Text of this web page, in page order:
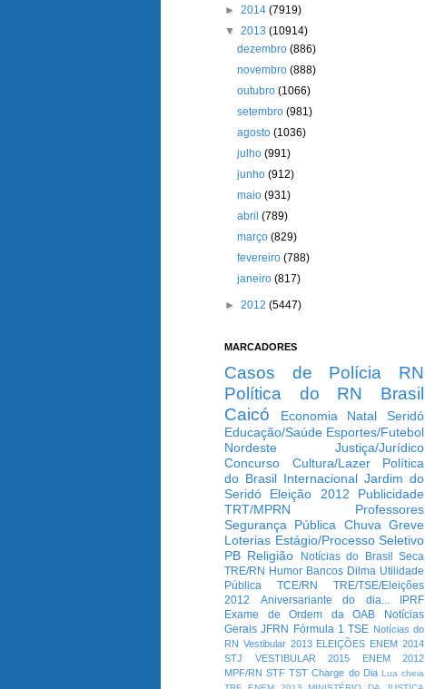
► 2014 (7919)
▼ 2013 (10914)
dezembro(886)
novembro(888)
outubro(1066)
setembro(981)
agosto(1036)
julho(991)
junho(912)
maio(931)
abril(789)
março(829)
fevereiro(788)
janeiro(817)
► 2012 (5447)
MARCADORES
Casos de Polícia
RN
Política do RN
Brasil
Caicó
Economia Natal
Seridó
Educação/Saúde Esportes/Futebol
Nordeste
Justiça/Jurídico
Concurso
Cultura/Lazer
Política
do Brasil Internacional Jardim do
Seridó
Eleição 2012
Publicidade
TRT/MPRN
Professores
Segurança Pública Chuva Greve
Loterias Estágio/Processo Seletivo
PB Religião Notícias do Brasil
Seca
TRE/RN Humor Bancos Dilma Utilidade
Pública
TCE/RN
TRE/TSE/Eleições
2012
Aniversariante do dia...
IPRF
Exame de Ordem da OAB
Notícias
Gerais JFRN Fórmula 1 TSE Notícias do
RN Vestibular 2013 ELEIÇÕES ENEM 2014
STJ
VESTIBULAR 2015
ENEM 2012
MPF/RN STF TST Charge do Dia Lua cheia